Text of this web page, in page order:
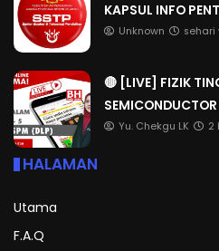
KAPSUL INFO
Unknown sehari
🔴 [LIVE] FIZIK
Yu. Chekgu LK 2
HALAMAN
Utama
F.A.Q